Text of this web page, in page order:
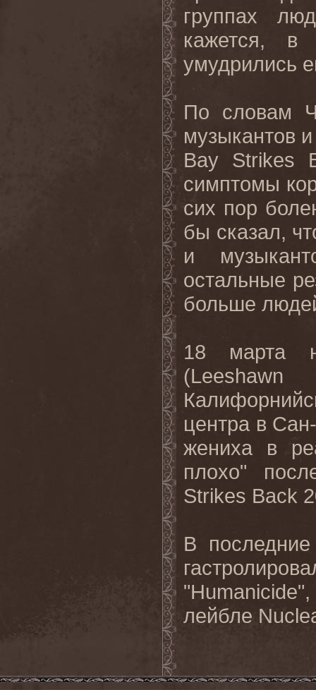
группах
кажется,
умудрились
По словам
музыкантов
Bay
Strikes
симптомы
сих пор
бы сказал,
и
остальные
больше
18 марта
(Leeshawn
центра в
жениха в
плохо"
Strikes Back
В
"Humanicide
лейбле